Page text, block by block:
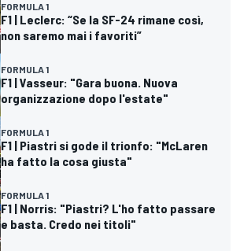
FORMULA 1
F1 | Leclerc: “Se la SF-24 rimane così,
non saremo mai i favoriti”
FORMULA 1
F1 | Vasseur: "Gara buona. Nuova
organizzazione dopo l'estate"
FORMULA 1
F1 | Piastri si gode il trionfo: "McLaren
ha fatto la cosa giusta"
FORMULA 1
F1 | Norris: "Piastri? L'ho fatto passare
e basta. Credo nei titoli"